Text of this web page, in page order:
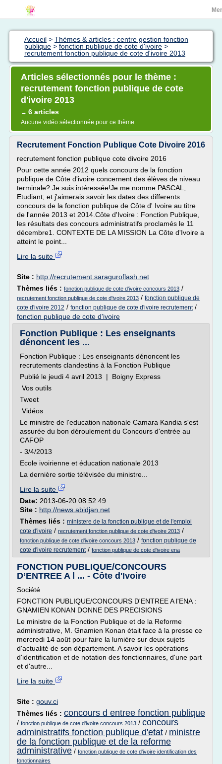
Accueil > Thèmes & articles : centre gestion fonction
publique > fonction publique de cote d'ivoire >
recrutement fonction publique de cote d'ivoire 2013
Articles sélectionnés pour le thème :
recrutement fonction publique de cote
d'ivoire 2013
→ 6 articles
Aucune vidéo sélectionnée pour ce thème
Recrutement Fonction Publique Cote Divoire 2016
recrutement fonction publique cote divoire 2016
Pour cette année 2012 quels concours de la fonction
publique de Côte d'ivoire concernent des élèves de niveau
terminale? Je suis intéressée!Je me nomme PASCAL,
Etudiant; et j'aimerais savoir les dates des differents
concours de la fonction publique de Côte d' Ivoire au titre
de l'année 2013 et 2014.Côte d'Ivoire : Fonction Publique,
les résultats des concours administratifs proclamés le 11
décembre1. CONTEXTE DE LA MISSION La Côte d'Ivoire a
atteint le point...
Lire la suite
Site : http://recrutement.saraguroflash.net
Thèmes liés : fonction publique de cote d'ivoire concours 2013 /
recrutement fonction publique de cote d'ivoire 2013 / fonction publique de
cote d'ivoire 2012 / fonction publique de cote d'ivoire recrutement/
fonction publique de cote d'ivoire
Fonction Publique : Les enseignants
dénoncent les ...
Fonction Publique : Les enseignants dénoncent les
recrutements clandestins à la Fonction Publique
Publié le jeudi 4 avril 2013 | Boigny Express
Vos outils
Tweet
Vidéos
Le ministre de l'education nationale Camara Kandia s'est
assurée du bon déroulement du Concours d'entrée au
CAFOP
- 3/4/2013
Ecole ivoirienne et éducation nationale 2013
La dernière sortie télévisée du ministre...
Lire la suite
Date: 2013-06-20 08:52:49
Site : http://news.abidjan.net
Thèmes liés : ministere de la fonction publique et de l'emploi
cote d'ivoire / recrutement fonction publique de cote d'ivoire 2013 /
fonction publique de cote d'ivoire concours 2013 / fonction publique de
cote d'ivoire recrutement/ fonction publique de cote d'ivoire ena
FONCTION PUBLIQUE/CONCOURS
D’ENTREE A l ... - Côte d'Ivoire
Société
FONCTION PUBLIQUE/CONCOURS D'ENTREE A l'ENA :
GNAMIEN KONAN DONNE DES PRECISIONS
Le ministre de la Fonction Publique et de la Reforme
administrative, M. Gnamien Konan était face à la presse ce
mercredi 14 août pour faire la lumière sur deux sujets
d'actualité de son département. A savoir les opérations
d'identification et de notation des fonctionnaires, d'une part
et d'autre...
Lire la suite
Site : gouv.ci
Thèmes liés : concours d entree fonction publique
/ fonction publique de cote d'ivoire concours 2013 / concours
administratifs fonction publique d'etat / ministre
de la fonction publique et de la reforme
administrative / fonction publique de cote d'ivoire identification des
fonctionnaires